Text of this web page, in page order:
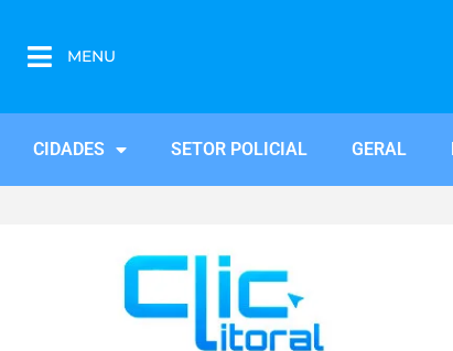
MENU
CIDADES SETOR POLICIAL GERAL